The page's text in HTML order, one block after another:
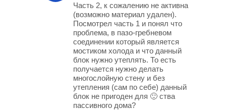
Часть 2, к сожалению не активна
(возможно материал удален).
Посмотрел часть 1 и понял что
проблема, в пазо-гребневом
соединении который является
мостиком холода и что данный
блок нужно утеплять. То есть
получается нужно делать
многослойную стену и без
утепления (сам по себе) данный
блок не пригоден для 🙂 ства
пассивного дома?